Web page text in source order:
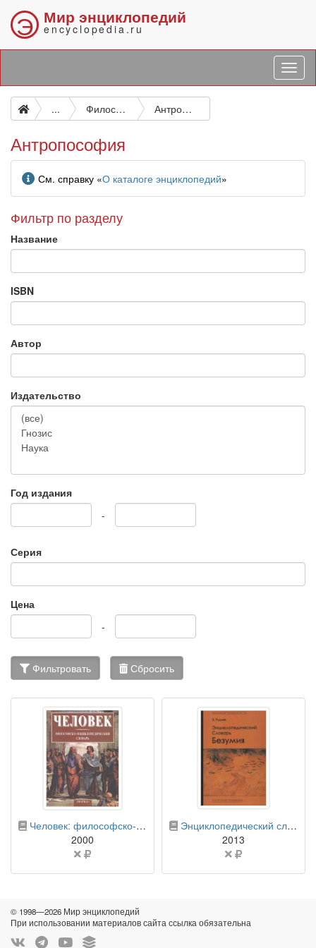
Э Мир энциклопедий
encyclopedia.ru
... Философский мистицизм Антропософия
Антропософия
Информация
См. справку «О каталоге энциклопедий»
Фильтр по разделу
Название
ISBN
Автор
Издательство
Год издания
-
Серия
Цена
-
Фильтровать Сбросить
бумажная книга
Человек: философско-энциклопедический словарь
2000
Цена
бумажная книга
Энциклопедический словарь безумия
2013
Цена
© 1998—2026 Мир энциклопедий
При использовании материалов сайта ссылка обязательна